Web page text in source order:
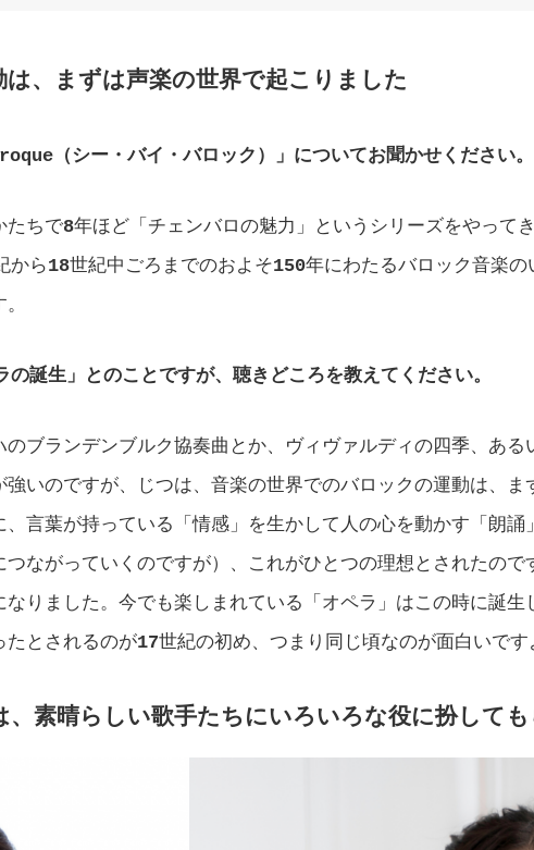
、まずは声楽の世界で起こりました
（シー・バイ・バロック）」についてお聞かせください。
たちで8年ほど「チェンバロの魅力」というシリーズをやって
から18世紀中ごろまでのおよそ150年にわたるバロック音楽
誕生」とのことですが、聴きどころを教えてください。
のブランデンブルク協奏曲とか、ヴィヴァルディの四季、ある
いのですが、じつは、音楽の世界でのバロックの運動は、ま
言葉が持っている「情感」を生かして人の心を動かす「朗誦
ながっていくのですが）、これがひとつの理想とされたので
りました。今でも楽しまれている「オペラ」はこの時に誕生
たとされるのが17世紀の初め、つまり同じ頃なのが面白いです
素晴らしい歌手たちにいろいろな役に扮して